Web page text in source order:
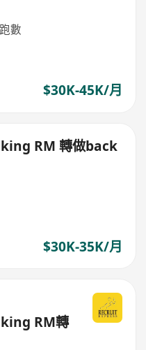
數
$30K-45K/月
RM 轉做back
$30K-35K/月
RM轉